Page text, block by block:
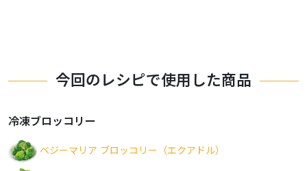
今回のレシピで使用した商品
冷凍ブロッコリー
ベジーマリア ブロッコリー（エクアドル）